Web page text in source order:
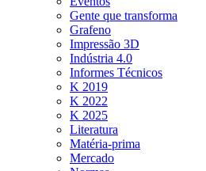
Gente que transforma
Grafeno
Impressão 3D
Indústria 4.0
Informes Técnicos
K 2019
K 2022
K 2025
Literatura
Matéria-prima
Mercado